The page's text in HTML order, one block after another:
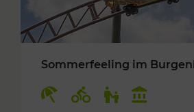
Sommerfeeling im